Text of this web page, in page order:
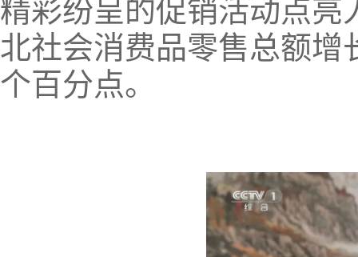
精彩纷呈的促销活动点亮
北社会消费品零售总额增
个百分点。